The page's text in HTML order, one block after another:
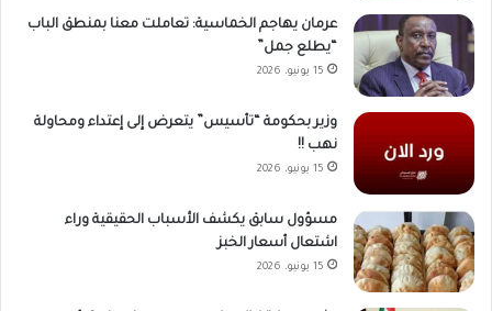
عرمان يهاجم الخماسية: تعاملت معنا بمنطق الباب
“يطلع جمل”
15 يونيو، 2026
وزير بحكومة “تأسيس” يتعرض إلى إعتداء ومحاولة
نهب !!
15 يونيو، 2026
مسؤول سابق يكشف الأسباب الحقيقية وراء
اشتعال أسعار الخبز
15 يونيو، 2026